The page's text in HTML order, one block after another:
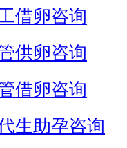
借卵咨询
供卵咨询
借卵咨询
生助孕咨询